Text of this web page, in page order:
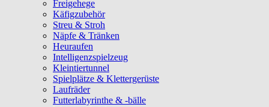
Freigehege
Käfigzubehör
Streu & Stroh
Näpfe & Tränken
Heuraufen
Intelligenzspielzeug
Kleintiertunnel
Spielplätze & Klettergerüste
Laufräder
Futterlabyrinthe & -bälle